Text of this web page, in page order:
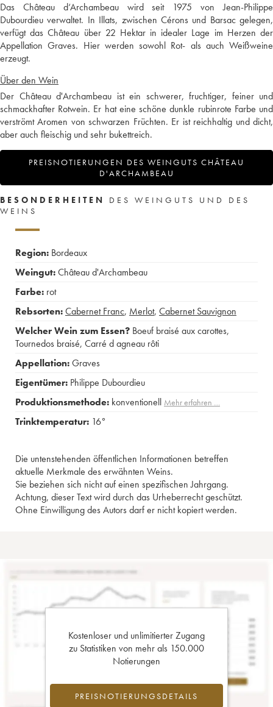
Das Château d‘Archambeau wird seit 1975 von Jean-Philippe
Dubourdieu verwaltet. In Illats, zwischen Cérons und Barsac gelegen,
verfügt das Château über 22 Hektar in idealer Lage im Herzen der
Appellation Graves. Hier werden sowohl Rot- als auch Weißweine
erzeugt.
Über den Wein
Der Château d'Archambeau ist ein schwerer, fruchtiger, feiner und
schmackhafter Rotwein. Er hat eine schöne dunkle rubinrote Farbe und
verströmt Aromen von schwarzen Früchten. Er ist reichhaltig und dicht,
aber auch fleischig und sehr bukettreich.
PREISNOTIERUNGEN DES WEINGUTS CHÂTEAU
D'ARCHAMBEAU
BESONDERHEITEN
DES WEINGUTS UND DES
WEINS
Region: Bordeaux
Weingut:Château d'Archambeau
Farbe: rot
Rebsorten:Cabernet Franc, Merlot, Cabernet Sauvignon
Welcher Wein zum Essen? Boeuf braisé aux carottes,
Tournedos braisé, Carré d agneau rôti
Appellation:Graves
Eigentümer: Philippe Dubourdieu
Produktionsmethode: konventionell Mehr erfahren …
Trinktemperatur: 16°
Die untenstehenden öffentlichen Informationen betreffen
aktuelle Merkmale des erwähnten Weins.
Sie beziehen sich nicht auf einen spezifischen Jahrgang.
Achtung, dieser Text wird durch das Urheberrecht geschützt.
Ohne Einwilligung des Autors darf er nicht kopiert werden.
Kostenloser und unlimitierter Zugang
zu Statistiken von mehr als 150.000
Notierungen
PREISNOTIERUNGSDETAILS